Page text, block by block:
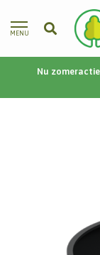
MENU
Nu
Home